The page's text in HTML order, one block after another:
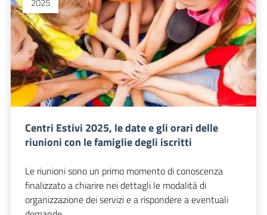
Centri Estivi 2025, le date e gli orari delle
riunioni con le famiglie degli iscritti
Le riunioni sono un primo momento di conoscenza
finalizzato a chiarire nei dettagli le modalità di
organizzazione dei servizi e a rispondere a eventuali